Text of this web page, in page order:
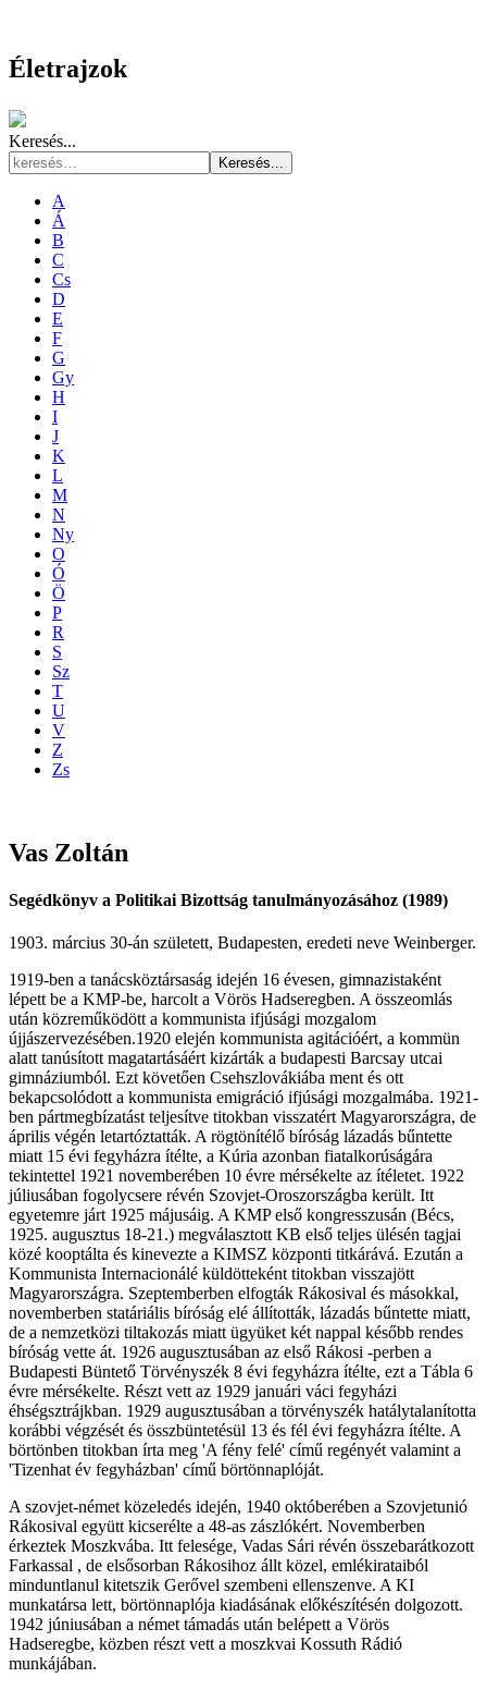
Életrajzok
Keresés...
Keresés...
A
Á
B
C
Cs
D
E
F
G
Gy
H
I
J
K
L
M
N
Ny
O
Ó
Ö
P
R
S
Sz
T
U
V
Z
Zs
Vas Zoltán
Segédkönyv a Politikai Bizottság tanulmányozásához (1989)
1903. március 30-án született, Budapesten, eredeti neve Weinberger.
1919-ben a tanácsköztársaság idején 16 évesen, gimnazistaként
lépett be a KMP-be, harcolt a Vörös Hadseregben. A összeomlás
után közreműködött a kommunista ifjúsági mozgalom
újjászervezésében.1920 elején kommunista agitációért, a kommün
alatt tanúsított magatartásáért kizárták a budapesti Barcsay utcai
gimnáziumból. Ezt követően Csehszlovákiába ment és ott
bekapcsolódott a kommunista emigráció ifjúsági mozgalmába. 1921-
ben pártmegbízatást teljesítve titokban visszatért Magyarországra, de
április végén letartóztatták. A rögtönítélő bíróság lázadás bűntette
miatt 15 évi fegyházra ítélte, a Kúria azonban fiatalkorúságára
tekintettel 1921 novemberében 10 évre mérsékelte az ítéletet. 1922
júliusában fogolycsere révén Szovjet-Oroszországba került. Itt
egyetemre járt 1925 májusáig. A KMP első kongresszusán (Bécs,
1925. augusztus 18-21.) megválasztott KB első teljes ülésén tagjai
közé kooptálta és kinevezte a KIMSZ központi titkárává. Ezután a
Kommunista Internacionálé küldötteként titokban visszajött
Magyarországra. Szeptemberben elfogták Rákosival és másokkal,
novemberben statáriális bíróság elé állították, lázadás bűntette miatt,
de a nemzetközi tiltakozás miatt ügyüket két nappal később rendes
bíróság vette át. 1926 augusztusában az első Rákosi -perben a
Budapesti Büntető Törvényszék 8 évi fegyházra ítélte, ezt a Tábla 6
évre mérsékelte. Részt vett az 1929 januári váci fegyházi
éhségsztrájkban. 1929 augusztusában a törvényszék hatálytalanította
korábbi végzését és összbüntetésül 13 és fél évi fegyházra ítélte. A
börtönben titokban írta meg 'A fény felé' című regényét valamint a
'Tizenhat év fegyházban' című börtönnaplóját.
A szovjet-német közeledés idején, 1940 októberében a Szovjetunió
Rákosival együtt kicserélte a 48-as zászlókért. Novemberben
érkeztek Moszkvába. Itt felesége, Vadas Sári révén összebarátkozott
Farkassal , de elsősorban Rákosihoz állt közel, emlékirataiból
minduntlanul kitetszik Gerővel szembeni ellenszenve. A KI
munkatársa lett, börtönnaplója kiadásának előkészítésén dolgozott.
1942 júniusában a német támadás után belépett a Vörös
Hadseregbe, közben részt vett a moszkvai Kossuth Rádió
munkájában.